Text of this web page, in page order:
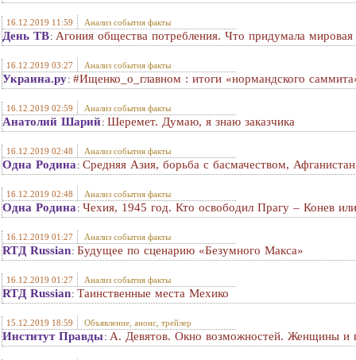
16.12.2019 11:59 Анализ события факты
День ТВ: Агония общества потребления. Что придумала мировая
16.12.2019 03:27 Анализ события факты
Украина.ру: #Ищенко_о_главном : итоги «нормандского
16.12.2019 02:59 Анализ события факты
Анатолий Шарий: Шеремет. Думаю, я знаю заказчика
16.12.2019 02:48 Анализ события факты
Одна Родина : Средняя Азия, борьба с басмачеством,
16.12.2019 02:48 Анализ события факты
Одна Родина : Чехия, 1945 год. Кто освободил Прагу – Конев
16.12.2019 01:27 Анализ события факты
RTД Russian: Будущее по сценарию «Безумного Макса»
16.12.2019 01:27 Анализ события факты
RTД Russian: Таинственные места Мехико
15.12.2019 18:59 Объявление, анонс, трейлер
Институт Правды: А. Девятов. Окно возможностей. Женщины и